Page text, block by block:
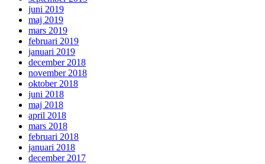
juni 2019
maj 2019
mars 2019
februari 2019
januari 2019
december 2018
november 2018
oktober 2018
juni 2018
maj 2018
april 2018
mars 2018
februari 2018
januari 2018
december 2017